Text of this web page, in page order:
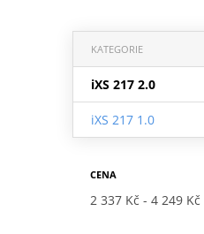
KATEGORIE
iXS 217 2.0
iXS 217 1.0
CENA
2 337 Kč 4 249 Kč